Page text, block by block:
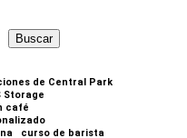
Buscar
de Central Park
Storage
café
curso de barista